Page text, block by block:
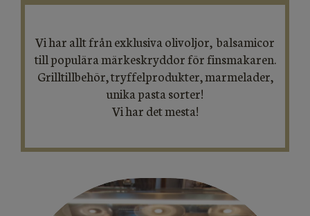
Vi har allt från exklusiva olivoljor, balsamicor
till populära märkeskryddor för finsmakaren.
Grilltillbehör, tryffelprodukter, marmelader,
unika pasta sorter!
​​​​​​​Vi har det mesta!